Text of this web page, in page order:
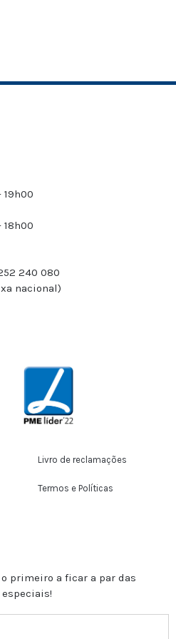
19h00
18h00
240 080
nacional)
Livro de reclamações
Termos e Políticas
primeiro a ficar a par das